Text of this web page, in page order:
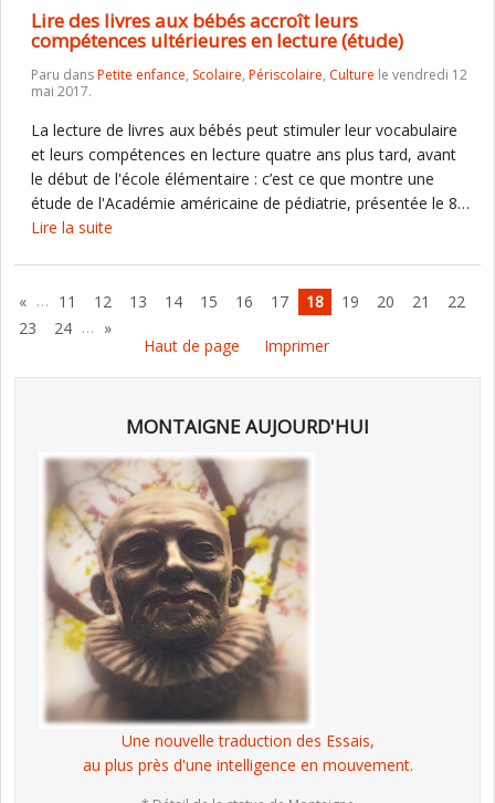
Lire des livres aux bébés accroît leurs
compétences ultérieures en lecture (étude)
Paru dansPetite enfance, Scolaire, Périscolaire, Culture le vendredi 12
mai 2017.
La lecture de livres aux bébés peut stimuler leur vocabulaire
et leurs compétences en lecture quatre ans plus tard, avant
le début de l'école élémentaire : c’est ce que montre une
étude de l'Académie américaine de pédiatrie, présentée le 8…
Lire la suite
« … 11 12 13 14 15 16 17 18 19 20 21
22
23
24 … »
Haut de page
Imprimer
MONTAIGNE AUJOURD'HUI
Une nouvelle traduction des Essais,
au plus près d'une intelligence en mouvement.